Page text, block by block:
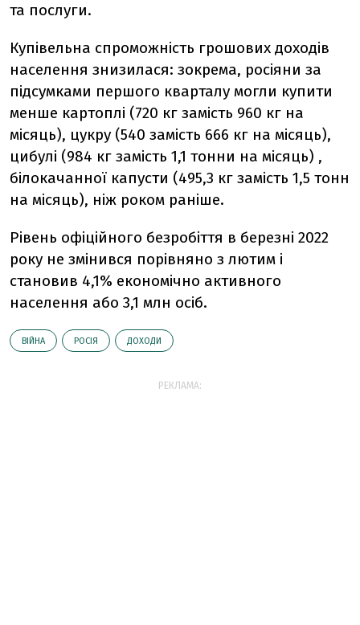
та послуги.
Купівельна спроможність грошових доходів
населення знизилася: зокрема, росіяни за
підсумками першого кварталу могли купити
менше картоплі (720 кг замість 960 кг на
місяць), цукру (540 замість 666 кг на місяць),
цибулі (984 кг замість 1,1 тонни на місяць) ,
білокачанної капусти (495,3 кг замість 1,5 тонн
на місяць), ніж роком раніше.
Рівень офіційного безробіття в березні 2022
року не змінився порівняно з лютим і
становив 4,1% економічно активного
населення або 3,1 млн осіб.
ВІЙНА РОСІЯ ДОХОДИ
РЕКЛАМА: